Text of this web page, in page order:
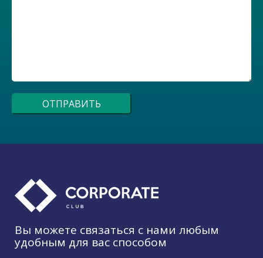
Вы можете связаться с нами любым
удобным для вас способом